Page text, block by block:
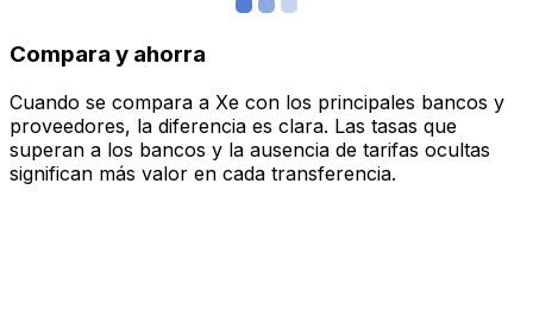
Compara y ahorra
Cuando se compara a Xe con los principales bancos y
proveedores, la diferencia es clara. Las tasas que
superan a los bancos y la ausencia de tarifas ocultas
significan más valor en cada transferencia.